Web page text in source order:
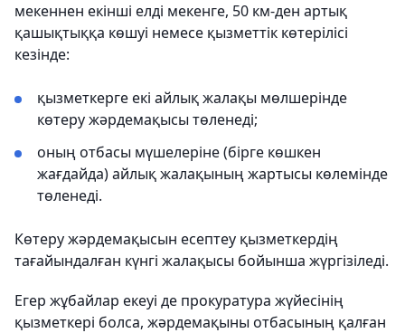
мекеннен екінші елді мекенге, 50 км-ден артық
қашықтыққа көшуі немесе қызметтік көтерілісі
кезінде:
қызметкерге екі айлық жалақы мөлшерінде
көтеру жәрдемақысы төленеді;
оның отбасы мүшелеріне (бірге көшкен
жағдайда) айлық жалақының жартысы көлемінде
төленеді.
Көтеру жәрдемақысын есептеу қызметкердің
тағайындалған күнгі жалақысы бойынша жүргізіледі.
Егер жұбайлар екеуі де прокуратура жүйесінің
қызметкері болса, жәрдемақыны отбасының қалған